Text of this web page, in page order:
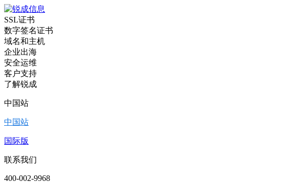
SSL证书
数字签名证书
域名和主机
企业出海
安全运维
客户支持
了解锐成
中国站
中国站
国际版
联系我们
400-002-9968